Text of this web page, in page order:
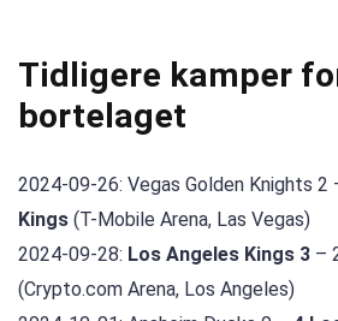
Tidligere kamper
bortelaget
2024-09-26: Vegas Golden Knights 2
Kings (T-Mobile Arena, Las Vegas)
2024-09-28: Los Angeles Kings 3 –
(Crypto.com Arena, Los Angeles)